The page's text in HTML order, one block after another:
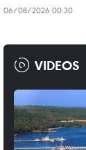
06/08/2026 00:30
VIDEOS